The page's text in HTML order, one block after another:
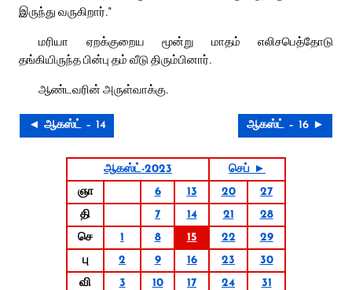
இருந்து வருகிறார்.”
மரியா ஏறக்குறைய மூன்று மாதம் எலிசபெத்தோடு
தங்கியிருந்த பின்பு தம் வீடு திரும்பினார்.
ஆண்டவரின் அருள்வாக்கு.
◄ ஆகஸ்ட் – 14 ஆகஸ்ட் – 16 ►
ஆகஸ்ட்-2023
செப் ►
ஞா
6 13 20
27
தி
7 14 21
28
செ
1 8 15 22
29
பு
2 9 16 23
30
வி
3 10 17 24
31